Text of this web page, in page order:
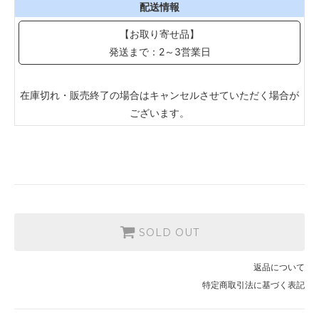
配送情報
【お取り寄せ品】
発送まで：2～3営業日
在庫切れ・販売終了の場合はキャンセルさせていただく場合が
ございます。
SOLD OUT
返品について
特定商取引法に基づく表記